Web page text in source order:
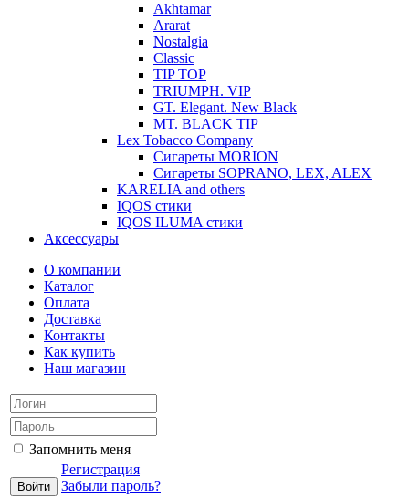
Akhtamar
Ararat
Nostalgia
Classic
TIP TOP
TRIUMPH. VIP
GT. Elegant. New Black
MT. BLACK TIP
Lex Tobacco Company
Сигареты MORION
Сигареты SOPRANO, LEX, ALEX
KARELIA and others
IQOS стики
IQOS ILUMA стики
Аксессуары
О компании
Каталог
Оплата
Доставка
Контакты
Как купить
Наш магазин
Запомнить меня
Регистрация
Забыли пароль?